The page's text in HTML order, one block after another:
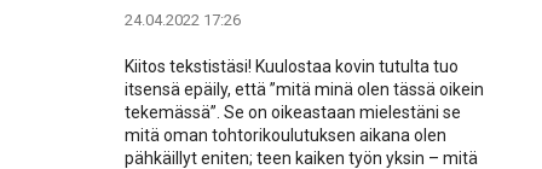
24.04.2022 17:26
Kiitos tekstistäsi! Kuulostaa kovin tutulta tuo
itsensä epäily, että ”mitä minä olen tässä oikein
tekemässä”. Se on oikeastaan mielestäni se
mitä oman tohtorikoulutuksen aikana olen
pähkäillyt eniten; teen kaiken työn yksin – mitä